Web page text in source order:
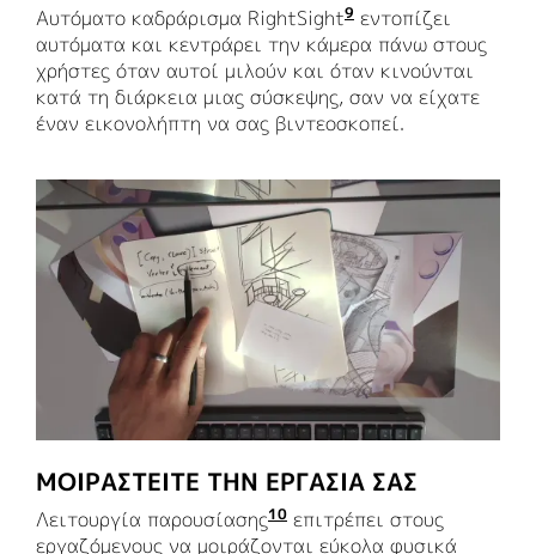
Αυτόματο καδράρισμα RightSight9 Ενεργοποιείται
εντοπίζει
αυτόματα και κεντράρει την κάμερα πάνω στους
χρήστες όταν αυτοί μιλούν και όταν κινούνται
κατά τη διάρκεια μιας σύσκεψης, σαν να είχατε
έναν εικονολήπτη να σας βιντεοσκοπεί.
ΜΟΙΡΑΣΤΕΊΤΕ ΤΗΝ ΕΡΓΑΣΊΑ ΣΑΣ
Λειτουργία παρουσίασης10 Ενεργοποιείται με το
επιτρέπει στους
εργαζόμενους να μοιράζονται εύκολα φυσικά